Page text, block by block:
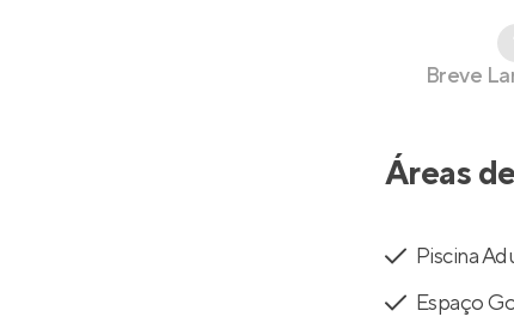
Breve
Áreas
Piscina
Espaço